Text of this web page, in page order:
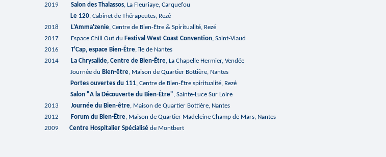
2019
Salon des Thalassos, La Fleuriaye, Carquefou
Le 120, Cabinet de Thérapeutes, Rezé
2018
L'Amma'zenie, Centre de Bien-Être & Spiritualité, Rezé
2017
Espace Chill Out du Festival West Coast Convention, Saint-Viaud
2016
T'Cap, espace Bien-Être, île de Nantes
2014
La Chrysalide, Centre de Bien-Être, La Chapelle Hermier, Vendée
Journée du Bien-être, Maison de Quartier Bottière, Nantes
Portes ouvertes du 111, Centre de Bien-Être spiritualité, Rezé
Salon "A la Découverte du Bien-Être", Sainte-Luce Sur Loire
2013
Journée du Bien-être, Maison de Quartier Bottière, Nantes
2012
Forum du Bien-Être, Maison de Quartier Madeleine Champ de Mars, Nantes
2009
Centre Hospitalier Spécialisé de Montbert